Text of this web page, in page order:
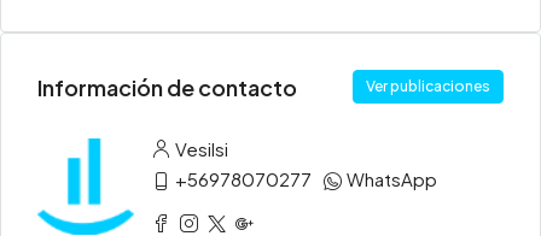
Información de contacto Ver publicaciones
Vesilsi
+56978070277
WhatsApp